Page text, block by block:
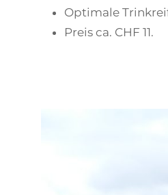
Optimale
Preis ca. CHF 11.